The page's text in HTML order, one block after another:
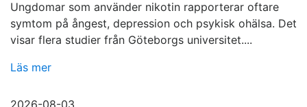
Ungdomar som använder nikotin rapporterar oftare
symtom på ångest, depression och psykisk ohälsa. Det
visar flera studier från Göteborgs universitet....
Läs mer